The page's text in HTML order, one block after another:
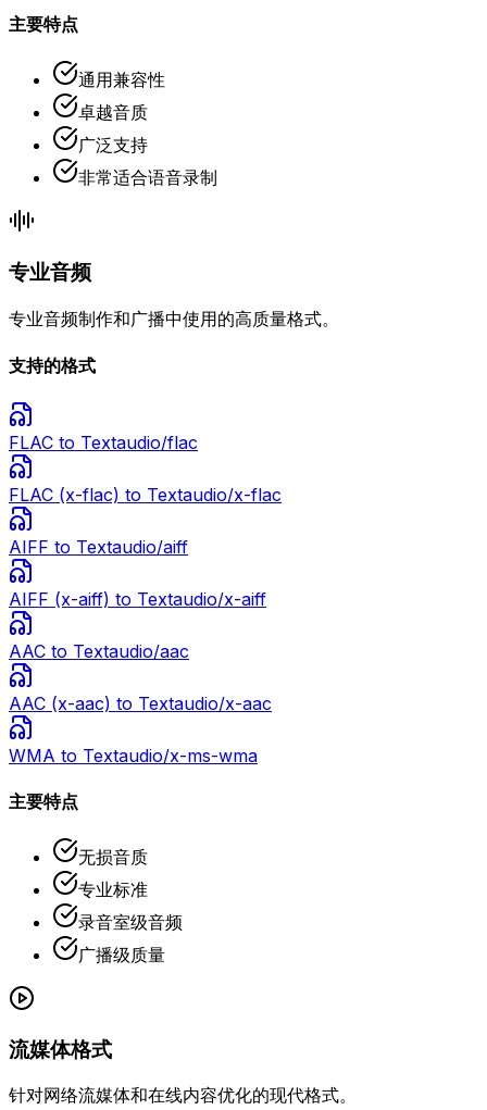
主要特点
通用兼容性
卓越音质
广泛支持
非常适合语音录制
专业音频
专业音频制作和广播中使用的高质量格式。
支持的格式
FLAC to Textaudio/flac
FLAC (x-flac) to Textaudio/x-flac
AIFF to Textaudio/aiff
AIFF (x-aiff) to Textaudio/x-aiff
AAC to Textaudio/aac
AAC (x-aac) to Textaudio/x-aac
WMA to Textaudio/x-ms-wma
主要特点
无损音质
专业标准
录音室级音频
广播级质量
流媒体格式
针对网络流媒体和在线内容优化的现代格式。